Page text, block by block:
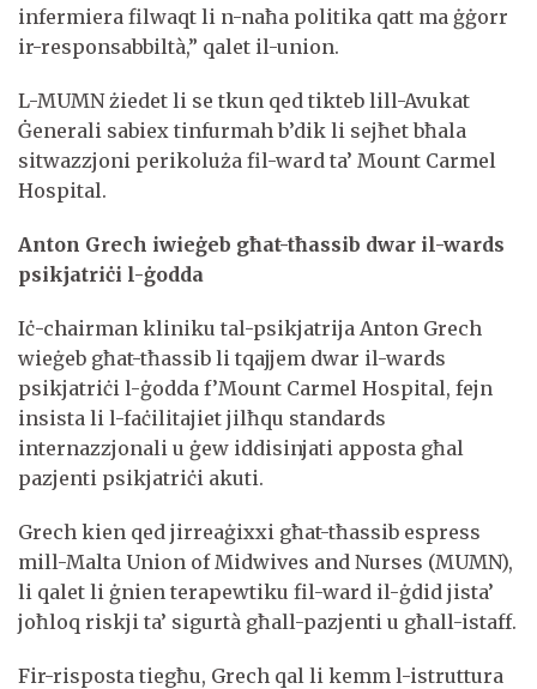
infermiera filwaqt li n-naħa politika qatt ma ġġorr
ir-responsabbiltà,” qalet il-union.
L-MUMN żiedet li se tkun qed tikteb lill-Avukat
Ġenerali sabiex tinfurmah b’dik li sejħet bħala
sitwazzjoni perikoluża fil-ward ta’ Mount Carmel
Hospital.
Anton Grech iwieġeb għat-tħassib dwar il-wards
psikjatriċi l-ġodda​
Iċ-chairman kliniku tal-psikjatrija Anton Grech
wieġeb għat-tħassib li tqajjem dwar il-wards
psikjatriċi l-ġodda f’Mount Carmel Hospital, fejn
insista li l-faċilitajiet jilħqu standards
internazzjonali u ġew iddisinjati apposta għal
pazjenti psikjatriċi akuti.
Grech kien qed jirreaġixxi għat-tħassib espress
mill-Malta Union of Midwives and Nurses (MUMN),
li qalet li ġnien terapewtiku fil-ward il-ġdid jista’
joħloq riskji ta’ sigurtà għall-pazjenti u għall-istaff.
Fir-risposta tiegħu, Grech qal li kemm l-istruttura